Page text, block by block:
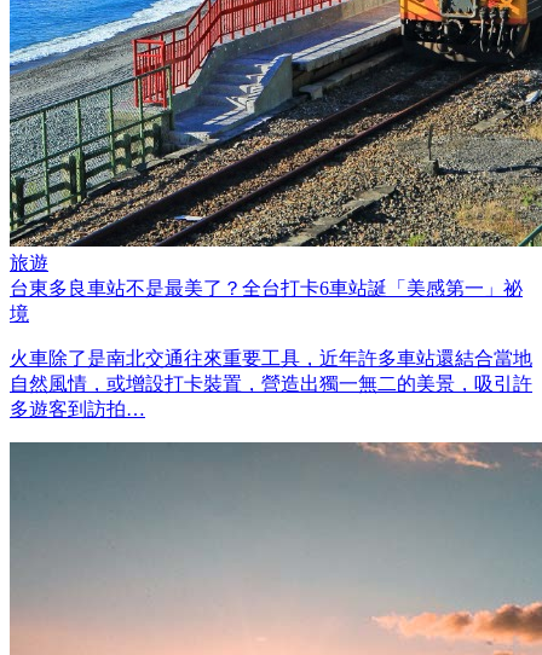
旅遊
台東多良車站不是最美了？全台打卡6車站誕「美感第一」祕
境
火車除了是南北交通往來重要工具，近年許多車站還結合當地
自然風情，或增設打卡裝置，營造出獨一無二的美景，吸引許
多遊客到訪拍…